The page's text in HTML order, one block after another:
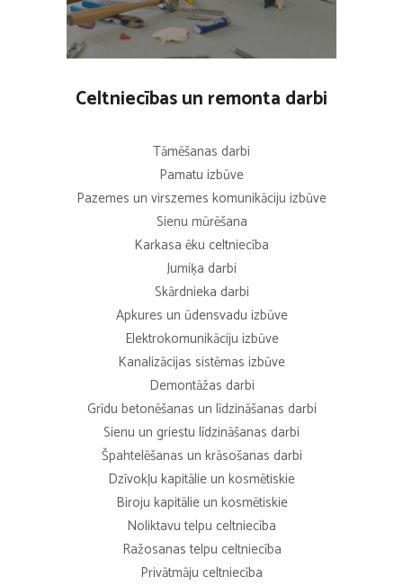
Celtniecības un remonta darbi
Tāmēšanas darbi
Pamatu izbūve
Pazemes un virszemes komunikāciju izbūve
Sienu mūrēšana
Karkasa ēku celtniecība
Jumiķa darbi
Skārdnieka darbi
Apkures un ūdensvadu izbūve
Elektrokomunikāciju izbūve
Kanalizācijas sistēmas izbūve
Demontāžas darbi
Grīdu betonēšanas un līdzināšanas darbi
Sienu un griestu līdzināšanas darbi
Špahtelēšanas un krāsošanas darbi
Dzīvokļu kapitālie un kosmētiskie
Biroju kapitālie un kosmētiskie
Noliktavu telpu celtniecība
Ražosanas telpu celtniecība
Privātmāju celtniecība